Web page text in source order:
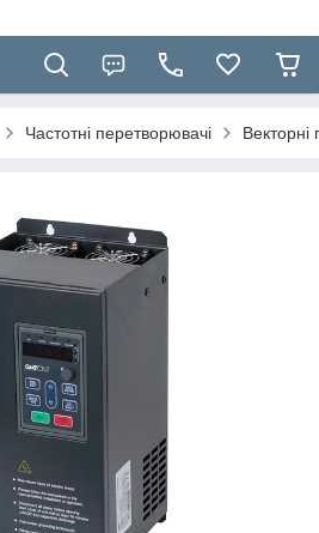
Частотні перетворювачі Векторні